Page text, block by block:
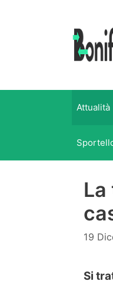
Attualità
19
Si